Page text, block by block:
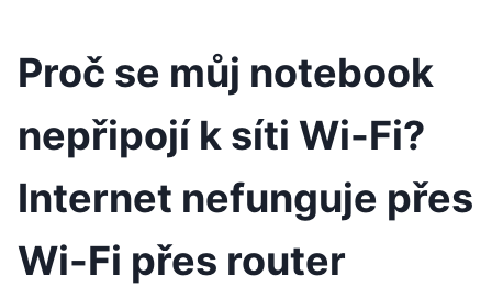
Proč se můj notebook
nepřipojí k síti Wi-Fi?
Internet nefunguje přes
Wi-Fi přes router